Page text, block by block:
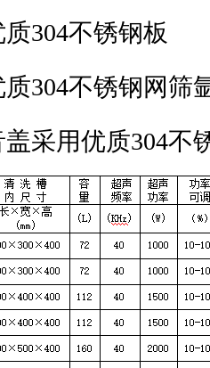
304不锈钢板
304不锈钢网筛
采用优质304不